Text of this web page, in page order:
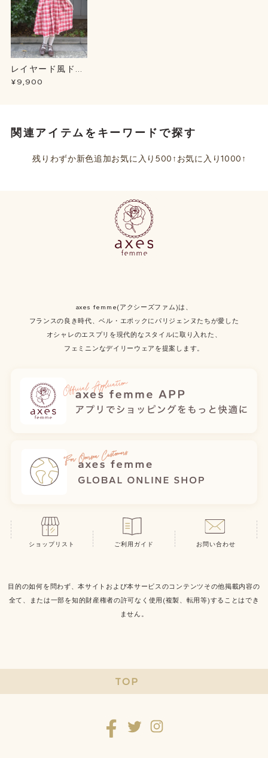
レイヤード風ドッ
キングＯＰ
¥9,900
関連アイテムをキーワードで探す
残りわずか新色追加お気に入り500↑ お気に入り1000↑
axes femme(アクシーズファム)は、
フランスの良き時代、ベル・エポックにパリジェンヌたちが愛した
オシャレのエスプリを現代的なスタイルに取り入れた、
フェミニンなデイリーウェアを提案します。
ショップリスト ご利用ガイド お問い合わせ
目的の如何を問わず、本サイトおよび本サービスのコンテンツその他掲載内容の
全て、または一部を知的財産権者の許可なく使用(複製、転用等)することはでき
ません。
TOP